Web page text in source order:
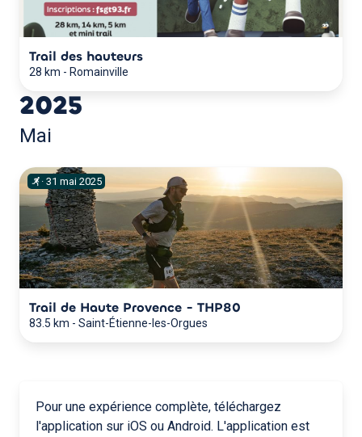
Trail des hauteurs
28 km - Romainville
2025
Mai
· 31 mai 2025
Trail de Haute Provence - THP80
83.5 km - Saint-Étienne-les-Orgues
Pour une expérience complète, téléchargez
l'application sur iOS ou Android. L'application est